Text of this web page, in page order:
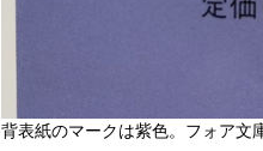
背表紙のマークは紫色。フォア文